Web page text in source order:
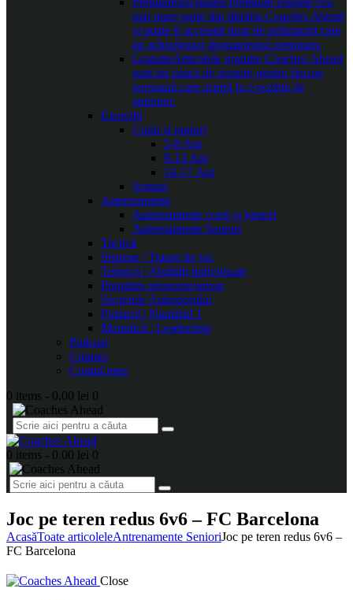
mai mare parte din librăria Coaches Ahead
și poate fi accesată doar de utilizatorii care
au achiziționat abonamentul premium.
GratuiteArticolele gratuite Coaches Ahead
sunt un punct de pornire pentru fiecare
persoană care aspiră la o poziție de
antrenor.
Exerciții
Copii și juniori
5-8 Ani
9-13 Ani
14-17 Ani
Seniori
Antrenamente
Antrenamente copii și juniori
Antrenamente Seniori
Tactică
Sisteme | Trasee de joc
Tehnică | Abilități individuale
Pregătire presezon/sezon
Secretele Antrenorului
Portarul | Numărul 1
Metodică | Leadership
Podcast
Contact
Contul meu
0 items - 0.00 lei 0
0 items - 0.00 lei 0
Joc pe teren redus 6v6 – FC Barcelona
AcasăToate articoleleAntrenamente SenioriJoc pe teren redus 6v6 –
FC Barcelona
Close